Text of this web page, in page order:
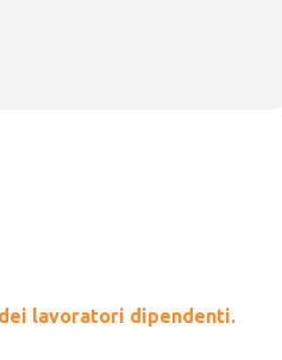
lavoratori dipendenti.